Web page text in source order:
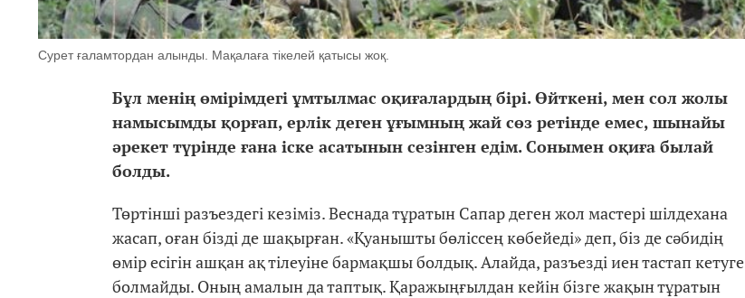
Сурет ғаламтордан алынды. Мақалаға тікелей қатысы жоқ.
Бұл менің өмірімдегі ұмтылмас оқиғалардың бірі. Өйткені, мен сол жолы
намысымды қорғап, ерлік деген ұғымның жай сөз ретінде емес, шынайы
әрекет түрінде ғана іске асатынын сезінген едім. Сонымен оқиға былай
болды.
Төртінші разъездегі кезіміз. Веснада тұратын Сапар деген жол мастері шілдехана
жасап, оған бізді де шақырған. «Қуанышты бөліссең көбейеді» деп, біз де сәбидің
өмір есігін ашқан ақ тілеуіне бармақшы болдық. Алайда, разъезді иен тастап кетуге
болмайды. Оның амалын да таптық. Қаражыңғылдан кейін бізге жақын тұратын